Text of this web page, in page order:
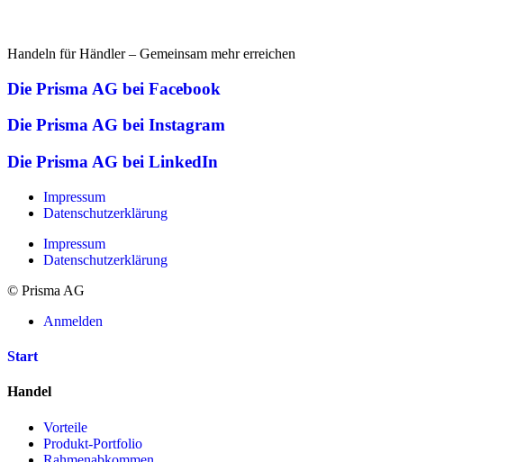
Handeln für Händler – Gemeinsam mehr erreichen
Die Prisma AG bei Facebook
Die Prisma AG bei Instagram
Die Prisma AG bei LinkedIn
Impressum
Datenschutzerklärung
Impressum
Datenschutzerklärung
© Prisma AG
Anmelden
Start
Handel
Vorteile
Produkt-Portfolio